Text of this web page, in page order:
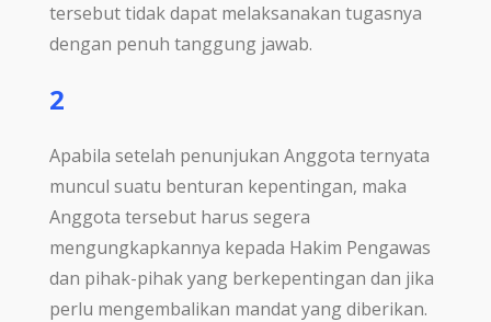
tersebut tidak dapat melaksanakan tugasnya
dengan penuh tanggung jawab.
2
Apabila setelah penunjukan Anggota ternyata
muncul suatu benturan kepentingan, maka
Anggota tersebut harus segera
mengungkapkannya kepada Hakim Pengawas
dan pihak-pihak yang berkepentingan dan jika
perlu mengembalikan mandat yang diberikan.